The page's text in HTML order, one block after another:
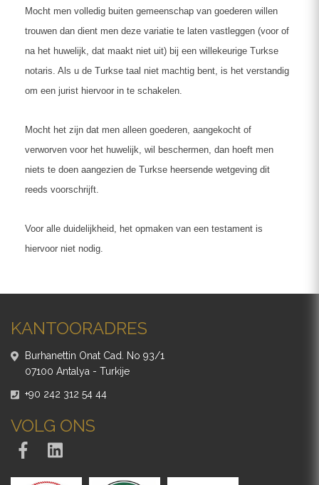
Mocht men volledig buiten gemeenschap van goederen willen
trouwen dan dient men deze variatie te laten vastleggen (voor of
na het huwelijk, dat maakt niet uit) bij een willekeurige Turkse
notaris. Als u de Turkse taal niet machtig bent, is het verstandig
om een jurist hiervoor in te schakelen.
Mocht het zijn dat men alleen goederen, aangekocht of
verworven voor het huwelijk, wil beschermen, dan hoeft men
niets te doen aangezien de Turkse heersende wetgeving dit
reeds voorschrijft.
Voor alle duidelijkheid, het opmaken van een testament is
hiervoor niet nodig.
KANTOORADRES
Burhanettin Onat Cad. No 93/1
07100 Antalya - Turkije
+90 242 312 54 44
VOLG ONS